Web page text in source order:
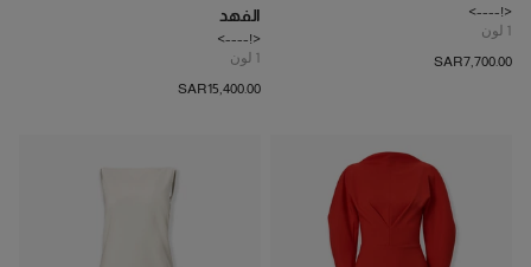
<!---->
1 لون
SAR‌7,700.00
الفهد
<!---->
1 لون
SAR‌15,400.00